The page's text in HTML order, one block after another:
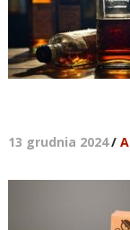
13 grudnia 2024/